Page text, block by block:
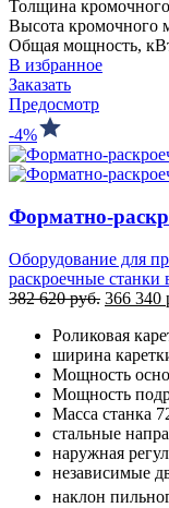
Толщина
Высота кромочного
Общая мощность,
В избранное
Заказать
Предосмотр
-4%
Форматно-
Оборудование для
раскроечные
382 620руб.
382
620 руб..
366 340
Роликовая
ширина
Мощность
Мощность
Масса станка
стальные
наружная
независимые
наклон